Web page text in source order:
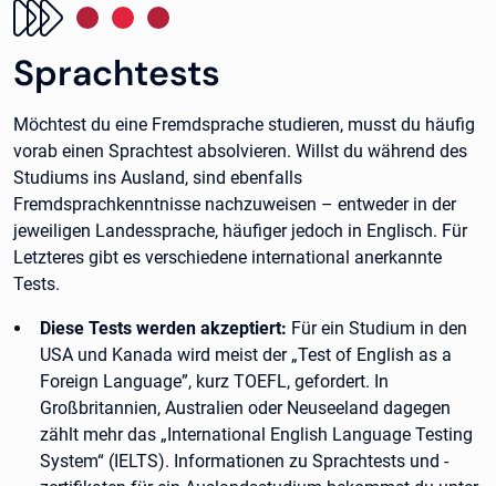
Sprachtests
Möchtest du eine Fremdsprache studieren, musst du häufig
vorab einen Sprachtest absolvieren. Willst du während des
Studiums ins Ausland, sind ebenfalls
Fremdsprachkenntnisse nachzuweisen – entweder in der
jeweiligen Landessprache, häufiger jedoch in Englisch. Für
Letzteres gibt es verschiedene international anerkannte
Tests.
Diese Tests werden akzeptiert: Für ein Studium in den
USA und Kanada wird meist der „Test of English as a
Foreign Language”, kurz TOEFL, gefordert. In
Großbritannien, Australien oder Neuseeland dagegen
zählt mehr das „International English Language Testing
System“ (IELTS). Informationen zu Sprachtests und -